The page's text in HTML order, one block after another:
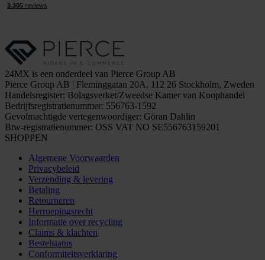
24MX is een onderdeel van Pierce Group AB
Pierce Group AB | Fleminggatan 20A, 112 26 Stockholm, Zweden
Handelsregister: Bolagsverket/Zweedse Kamer van Koophandel
Bedrijfsregistratienummer: 556763-1592
Gevolmachtigde vertegenwoordiger: Göran Dahlin
Btw-registratienummer: OSS VAT NO SE556763159201
SHOPPEN
Algemene Voorwaarden
Privacybeleid
Verzending & levering
Betaling
Retourneren
Herroepingsrecht
Informatie over recycling
Claims & klachten
Bestelstatus
Conformiteitsverklaring